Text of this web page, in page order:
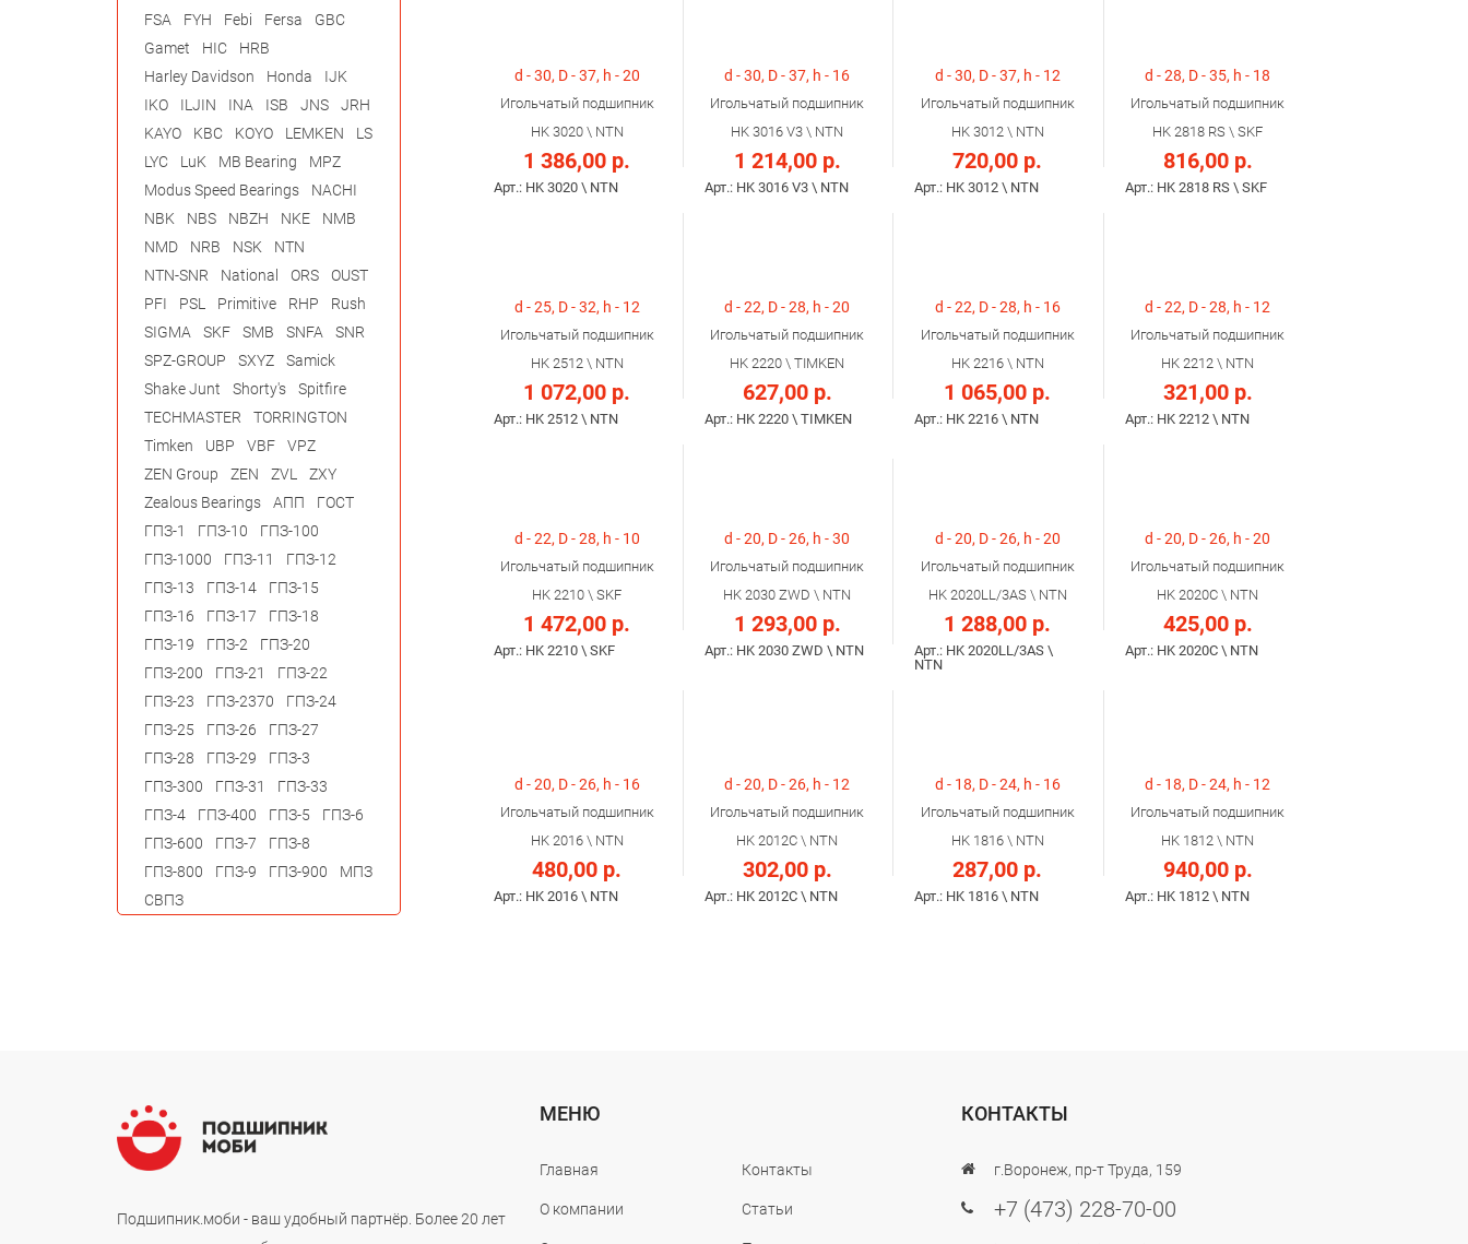
d - 30, D - 37, h - 20
Игольчатый подшипник
HK 3020 \ NTN
1 386,00 р.
Арт.: HK 3020 \ NTN
d - 30, D - 37, h - 16
Игольчатый подшипник
HK 3016 V3 \ NTN
1 214,00 р.
Арт.: HK 3016 V3 \ NTN
d - 30, D - 37, h - 12
Игольчатый подшипник
HK 3012 \ NTN
720,00 р.
Арт.: HK 3012 \ NTN
d - 28, D - 35, h - 18
Игольчатый подшипник
HK 2818 RS \ SKF
816,00 р.
Арт.: HK 2818 RS \ SKF
d - 25, D - 32, h - 12
Игольчатый подшипник
HK 2512 \ NTN
1 072,00 р.
Арт.: HK 2512 \ NTN
d - 22, D - 28, h - 20
Игольчатый подшипник
HK 2220 \ TIMKEN
627,00 р.
Арт.: HK 2220 \ TIMKEN
d - 22, D - 28, h - 16
Игольчатый подшипник
HK 2216 \ NTN
1 065,00 р.
Арт.: HK 2216 \ NTN
d - 22, D - 28, h - 12
Игольчатый подшипник
HK 2212 \ NTN
321,00 р.
Арт.: HK 2212 \ NTN
d - 22, D - 28, h - 10
Игольчатый подшипник
HK 2210 \ SKF
1 472,00 р.
Арт.: HK 2210 \ SKF
d - 20, D - 26, h - 30
Игольчатый подшипник
HK 2030 ZWD \ NTN
1 293,00 р.
Арт.: HK 2030 ZWD \ NTN
d - 20, D - 26, h - 20
Игольчатый подшипник
HK 2020LL/3AS \ NTN
1 288,00 р.
Арт.: HK 2020LL/3AS \
NTN
d - 20, D - 26, h - 20
Игольчатый подшипник
HK 2020C \ NTN
425,00 р.
Арт.: HK 2020C \ NTN
d - 20, D - 26, h - 16
Игольчатый подшипник
HK 2016 \ NTN
480,00 р.
Арт.: HK 2016 \ NTN
d - 20, D - 26, h - 12
Игольчатый подшипник
HK 2012C \ NTN
302,00 р.
Арт.: HK 2012C \ NTN
d - 18, D - 24, h - 16
Игольчатый подшипник
HK 1816 \ NTN
287,00 р.
Арт.: HK 1816 \ NTN
d - 18, D - 24, h - 12
Игольчатый подшипник
HK 1812 \ NTN
940,00 р.
Арт.: HK 1812 \ NTN
FSA
FYH Febi Fersa
GBC
Gamet
HIC
HRB
Harley Davidson
Honda
IJK
IKO
ILJIN INA ISB JNS
JRH
KAYO
KBC KOYO LEMKEN
LS
LYC
LuK MB Bearing
MPZ
Modus Speed Bearings
NACHI
NBK
NBS NBZH NKE
NMB
NMD
NRB NSK
NTN
NTN-SNR
National ORS
OUST
PFI
PSL Primitive RHP
Rush
SIGMA
SKF SMB SNFA
SNR
SPZ-GROUP
SXYZ
Samick
Shake Junt
Shorty's
Spitfire
TECHMASTER
TORRINGTON
Timken
UBP VBF
VPZ
ZEN Group
ZEN ZVL
ZXY
Zealous Bearings
АПП
ГОСТ
ГПЗ-1
ГПЗ-10
ГПЗ-100
ГПЗ-1000
ГПЗ-11
ГПЗ-12
ГПЗ-13
ГПЗ-14
ГПЗ-15
ГПЗ-16
ГПЗ-17
ГПЗ-18
ГПЗ-19
ГПЗ-2
ГПЗ-20
ГПЗ-200
ГПЗ-21
ГПЗ-22
ГПЗ-23
ГПЗ-2370
ГПЗ-24
ГПЗ-25
ГПЗ-26
ГПЗ-27
ГПЗ-28
ГПЗ-29
ГПЗ-3
ГПЗ-300
ГПЗ-31
ГПЗ-33
ГПЗ-4
ГПЗ-400 ГПЗ-5
ГПЗ-6
ГПЗ-600
ГПЗ-7
ГПЗ-8
ГПЗ-800
ГПЗ-9 ГПЗ-900
МПЗ
СВПЗ
Подшипник.моби - ваш удобный партнёр. Более 20 лет
МЕНЮ
Главная
О компании
Контакты
Статьи
КОНТАКТЫ
г.Воронеж, пр-т Труда, 159
+7 (473) 228-70-00